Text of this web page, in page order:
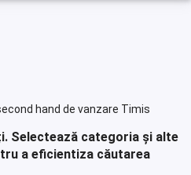
hand de vanzare Timis
Selectează categoria și alte
a eficientiza căutarea